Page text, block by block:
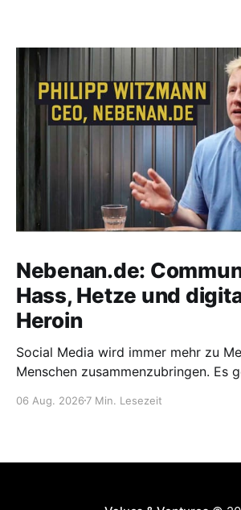
Nebenan.de:
Hass, Hetze und
Heroin
Social Media wird immer mehr zu
Menschen zusammenzubringen. Es
06 Aug. 2026 7 Min. Lesezeit